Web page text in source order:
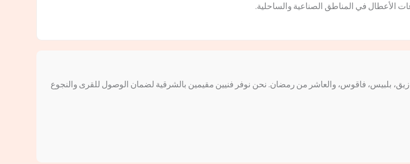
بلبيس، فاقوس، والعاشر من رمضان. نحن نوفر فنيين مقيمين بالشرقية لضمان الوصول للقرى والنجوع